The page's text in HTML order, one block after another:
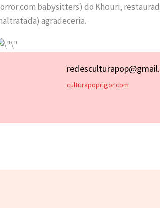
com babysitters) do Khouri,
agradeceria.
culturapoprigor.com